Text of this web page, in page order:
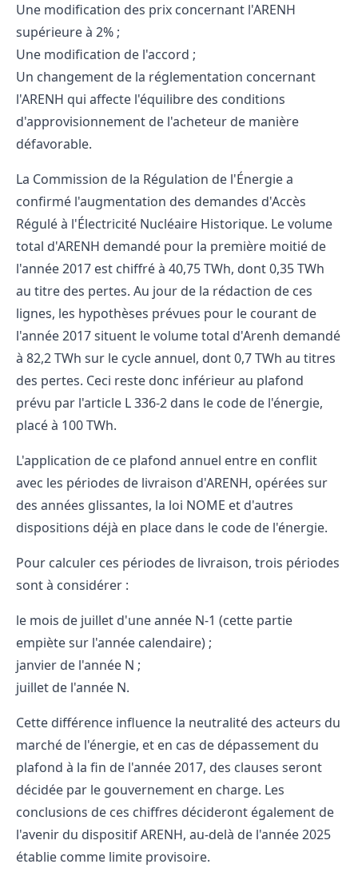
Une modification des prix concernant l'ARENH
supérieure à 2% ;
Une modification de l'accord ;
Un changement de la réglementation concernant
l'ARENH qui affecte l'équilibre des conditions
d'approvisionnement de l'acheteur de manière
défavorable.
La Commission de la Régulation de l'Énergie a
confirmé l'augmentation des demandes d'Accès
Régulé à l'Électricité Nucléaire Historique. Le volume
total d'ARENH demandé pour la première moitié de
l'année 2017 est chiffré à 40,75 TWh, dont 0,35 TWh
au titre des pertes. Au jour de la rédaction de ces
lignes, les hypothèses prévues pour le courant de
l'année 2017 situent le volume total d'Arenh demandé
à 82,2 TWh sur le cycle annuel, dont 0,7 TWh au titres
des pertes. Ceci reste donc inférieur au plafond
prévu par l'article L 336-2 dans le code de l'énergie,
placé à 100 TWh.
L'application de ce plafond annuel entre en conflit
avec les périodes de livraison d'ARENH, opérées sur
des années glissantes, la loi NOME et d'autres
dispositions déjà en place dans le code de l'énergie.
Pour calculer ces périodes de livraison, trois périodes
sont à considérer :
le mois de juillet d'une année N-1 (cette partie
empiète sur l'année calendaire) ;
janvier de l'année N ;
juillet de l'année N.
Cette différence influence la neutralité des acteurs du
marché de l'énergie, et en cas de dépassement du
plafond à la fin de l'année 2017, des clauses seront
décidée par le gouvernement en charge. Les
conclusions de ces chiffres décideront également de
l'avenir du dispositif ARENH, au-delà de l'année 2025
établie comme limite provisoire.